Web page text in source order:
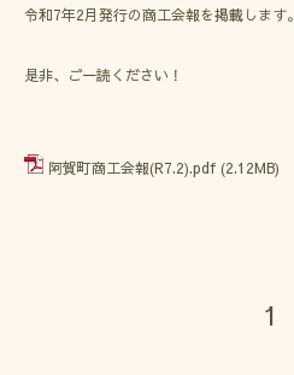
令和7年2月発行の商工会報を掲載します。
是非、ご一読ください！
阿賀町商工会報(R7.2).pdf (2.12MB)
1